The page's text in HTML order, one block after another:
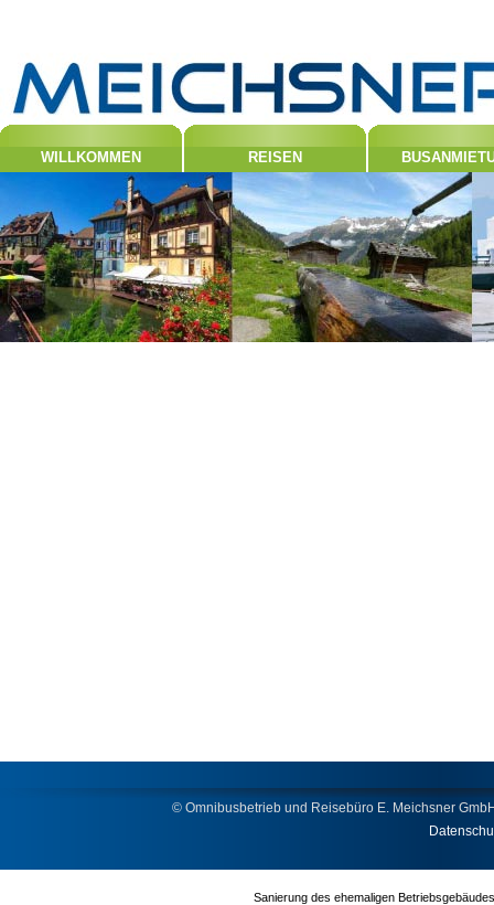
WILLKOMMEN REISEN
© Omnibusbetrieb und Reisebüro E. Meichsner
Sanierung des ehemaligen